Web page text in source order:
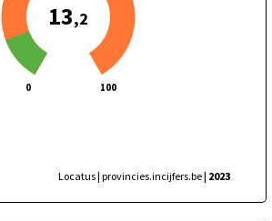
0 100
13,2
Locatus | provincies.incijfers.be| 2023